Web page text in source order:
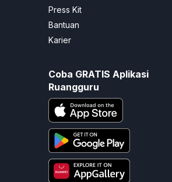
Press Kit
Bantuan
Karier
Coba GRATIS Aplikasi
Ruangguru